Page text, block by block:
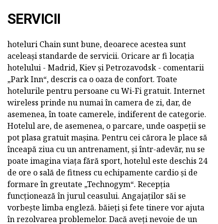
SERVICII
hoteluri Chain sunt bune, deoarece acestea sunt
aceleași standarde de servicii. Oricare ar fi locația
hotelului - Madrid, Kiev și Petrozavodsk - comentarii
„Park Inn“, descris ca o oaza de confort. Toate
hotelurile pentru persoane cu Wi-Fi gratuit. Internet
wireless prinde nu numai în camera de zi, dar, de
asemenea, în toate camerele, indiferent de categorie.
Hotelul are, de asemenea, o parcare, unde oaspeții se
pot plasa gratuit mașina. Pentru cei cărora le place să
înceapă ziua cu un antrenament, și într-adevăr, nu se
poate imagina viața fără sport, hotelul este deschis 24
de ore o sală de fitness cu echipamente cardio și de
formare în greutate „Technogym“. Recepția
funcționează în jurul ceasului. Angajaților săi se
vorbește limba engleză. băieți și fete tinere vor ajuta
în rezolvarea problemelor. Dacă aveți nevoie de un